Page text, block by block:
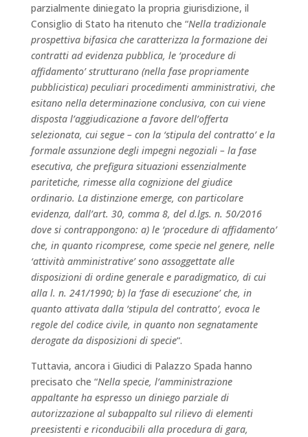
parzialmente diniegato la propria giurisdizione, il
Consiglio di Stato ha ritenuto che “Nella tradizionale
prospettiva bifasica che caratterizza la formazione dei
contratti ad evidenza pubblica, le ‘procedure di
affidamento’ strutturano (nella fase propriamente
pubblicistica) peculiari procedimenti amministrativi, che
esitano nella determinazione conclusiva, con cui viene
disposta l’aggiudicazione a favore dell’offerta
selezionata, cui segue – con la ‘stipula del contratto’ e la
formale assunzione degli impegni negoziali – la fase
esecutiva, che prefigura situazioni essenzialmente
paritetiche, rimesse alla cognizione del giudice
ordinario. La distinzione emerge, con particolare
evidenza, dall’art. 30, comma 8, del d.lgs. n. 50/2016
dove si contrappongono: a) le ‘procedure di affidamento’
che, in quanto ricomprese, come specie nel genere, nelle
‘attività amministrative’ sono assoggettate alle
disposizioni di ordine generale e paradigmatico, di cui
alla l. n. 241/1990; b) la ‘fase di esecuzione’ che, in
quanto attivata dalla ‘stipula del contratto’, evoca le
regole del codice civile, in quanto non segnatamente
derogate da disposizioni di specie“.
Tuttavia, ancora i Giudici di Palazzo Spada hanno
precisato che “Nella specie, l’amministrazione
appaltante ha espresso un diniego parziale di
autorizzazione al subappalto sul rilievo di elementi
preesistenti e riconducibili alla procedura di gara,